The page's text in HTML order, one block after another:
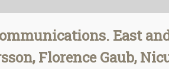
East
Florence Gaub,